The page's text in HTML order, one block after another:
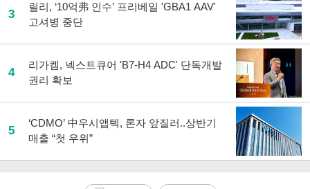
3
릴리, ‘10억弗 인수’ 프리베일 'GBA1 AAV'
고셔병 중단
4
리가켐, 넥스트큐어 'B7-H4 ADC' 단독개발
권리 확보
5
‘CDMO’ 中우시앱텍, 론자 앞질러..상반기
매출 “첫 우위”